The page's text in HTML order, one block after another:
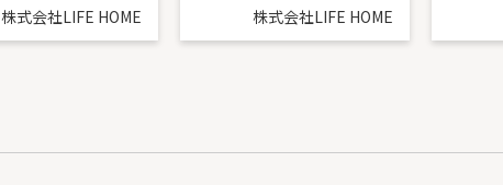
株式会社LIFE HOME
株式会社LIFE HOME